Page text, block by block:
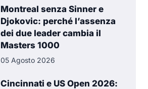
Montreal senza Sinner e
Djokovic: perché l’assenza
dei due leader cambia il
Masters 1000
05 Agosto 2026
Cincinnati e US Open 2026: